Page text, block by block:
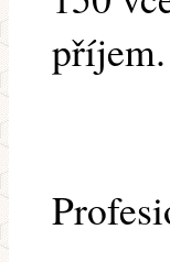
příjem.